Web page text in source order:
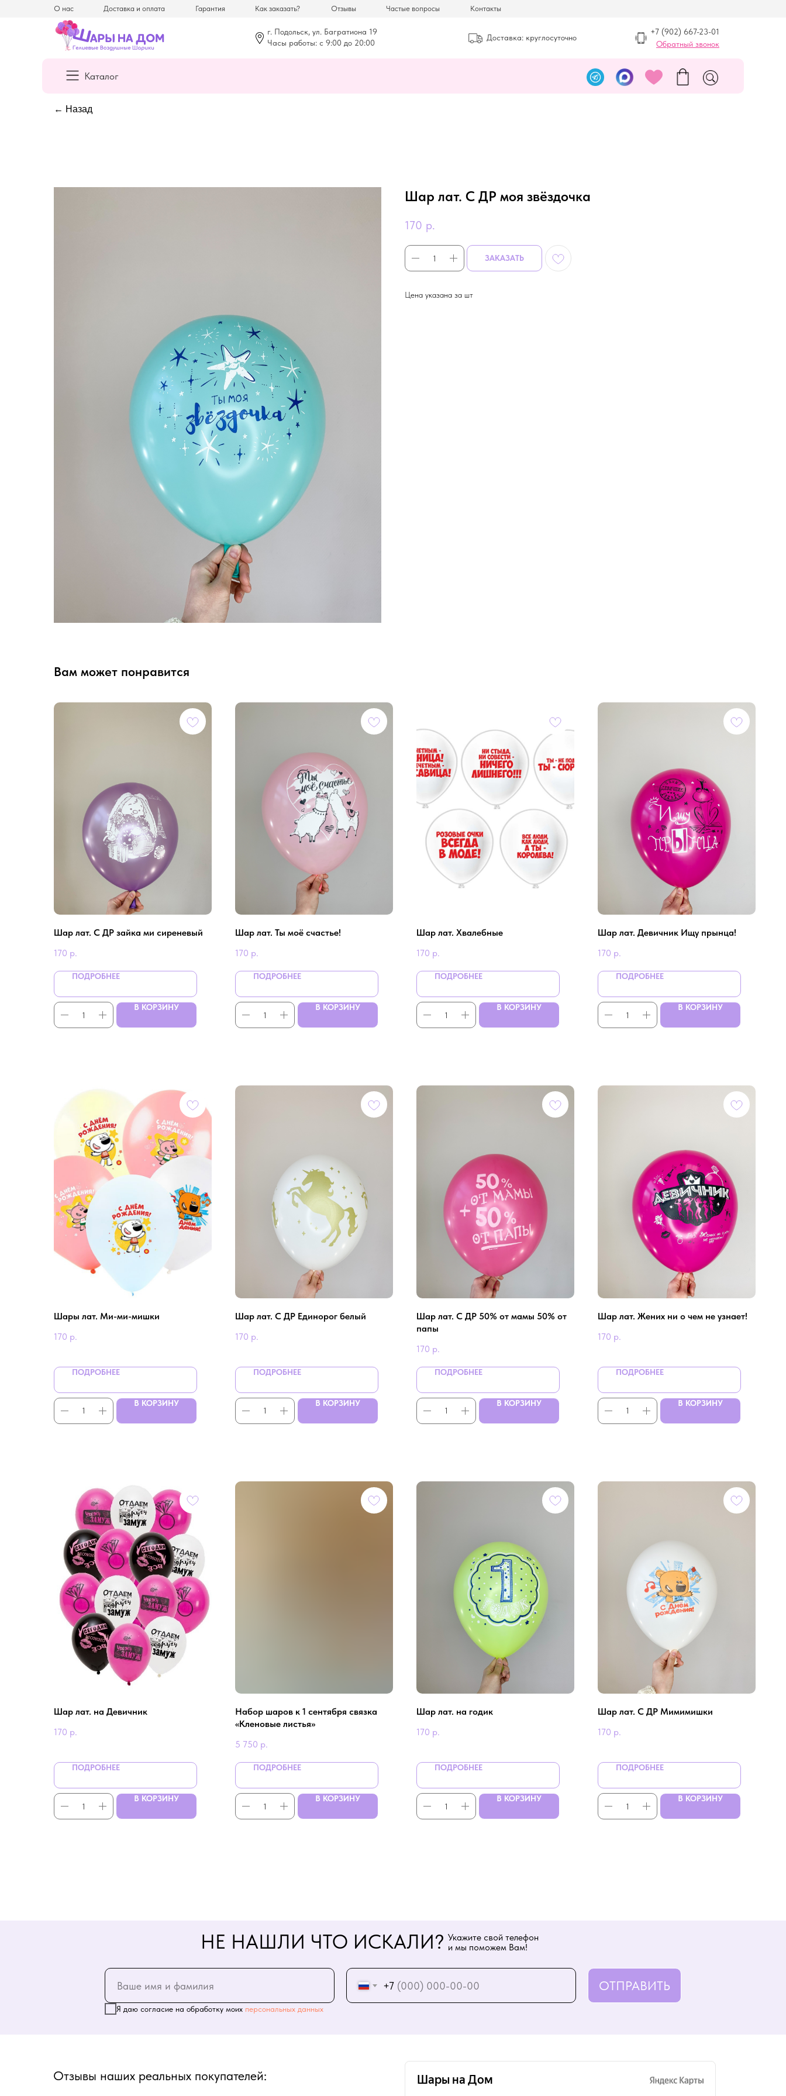
Отзывы Частые вопросы Контакты
Гарантия Как заказать?
Доставка и оплата
О нас
+7 (902) 667-23-01
Обратный звонок
г. Подольск, ул. Багратиона 19
Часы работы: с 9:00 до 20:00
Доставка: круглосуточно
Каталог
← Назад
Шар лат. С ДР моя звёздочка
170 р.
ЗАКАЗАТЬ
Цена указана за шт
Вам может понравится
Шар лат. С ДР зайка ми сиреневый
170 р.
ПОДРОБНЕЕ
В КОРЗИНУ
Шар лат. Ты моё счастье!
170 р.
ПОДРОБНЕЕ
В КОРЗИНУ
Шар лат. Хвалебные
170 р.
ПОДРОБНЕЕ
В КОРЗИНУ
Шар лат. Девичник Ищу прынца!
170 р.
ПОДРОБНЕЕ
В КОРЗИНУ
Шары лат. Ми-ми-мишки
170 р.
ПОДРОБНЕЕ
В КОРЗИНУ
Шар лат. С ДР Единорог белый
170 р.
ПОДРОБНЕЕ
В КОРЗИНУ
Шар лат. С ДР 50% от мамы 50% от
папы
170 р.
ПОДРОБНЕЕ
В КОРЗИНУ
Шар лат. Жених ни о чем не узнает!
170 р.
ПОДРОБНЕЕ
В КОРЗИНУ
Шар лат. на Девичник
170 р.
ПОДРОБНЕЕ
В КОРЗИНУ
Набор шаров к 1 сентября связка
«Кленовые листья»
5 750 р.
ПОДРОБНЕЕ
В КОРЗИНУ
Шар лат. на годик
170 р.
ПОДРОБНЕЕ
В КОРЗИНУ
Шар лат. С ДР Мимимишки
170 р.
ПОДРОБНЕЕ
В КОРЗИНУ
+7
Я даю согласие на обработку моих персональных данных
ОТПРАВИТЬ
НЕ НАШЛИ ЧТО ИСКАЛИ? Укажите свой телефон
и мы поможем Вам!
Отзывы наших реальных покупателей: